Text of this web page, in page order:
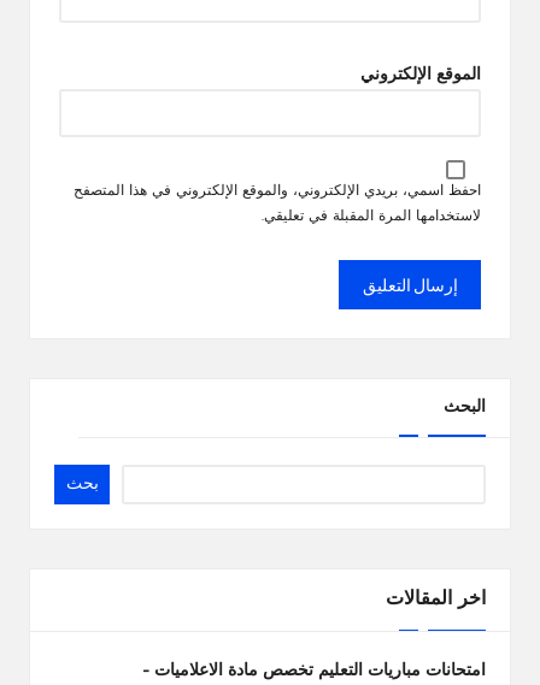
الموقع الإلكتروني
احفظ اسمي، بريدي الإلكتروني، والموقع الإلكتروني في هذا المتصفح
لاستخدامها المرة المقبلة في تعليقي.
البحث
بحث
اخر المقالات
امتحانات مباريات التعليم تخصص مادة الاعلاميات –